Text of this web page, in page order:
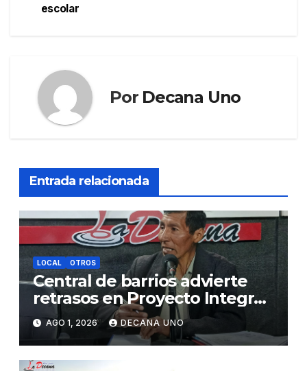
entradas
escolar
Por Decana Uno
Entrada relacionada
LOCAL OTROS
Central de barrios advierte
retrasos en Proyecto Integral
de Agua y Alcantarillado para
Juliaca
AGO 1, 2026 DECANA UNO